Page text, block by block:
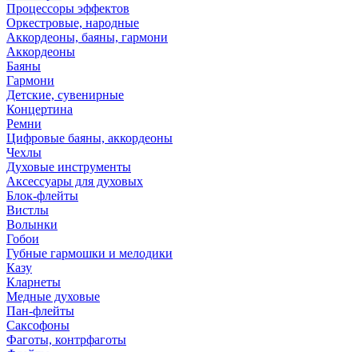
Процессоры эффектов
Оркестровые, народные
Аккордеоны, баяны, гармони
Аккордеоны
Баяны
Гармони
Детские, сувенирные
Концертина
Ремни
Цифровые баяны, аккордеоны
Чехлы
Духовые инструменты
Аксессуары для духовых
Блок-флейты
Вистлы
Волынки
Гобои
Губные гармошки и мелодики
Казу
Кларнеты
Медные духовые
Пан-флейты
Саксофоны
Фаготы, контрфаготы